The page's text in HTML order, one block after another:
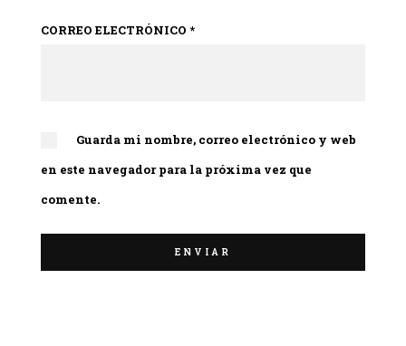
CORREO ELECTRÓNICO *
Guarda mi nombre, correo electrónico y web
en este navegador para la próxima vez que
comente.